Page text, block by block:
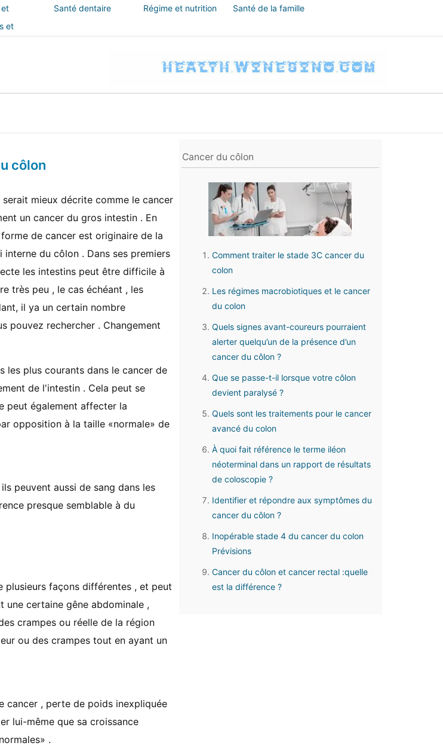
et
Santé dentaire Régime et nutrition
Santé de la famille
et
côlon
mieux décrite comme le cancer
un cancer du gros intestin . En
de cancer est originaire de la
interne du côlon . Dans ses premiers
les intestins peut être difficile à
très peu , le cas échéant , les
il ya un certain nombre
pouvez rechercher . Changement
les plus courants dans le cancer de
de l'intestin . Cela peut se
peut également affecter la
opposition à la taille «normale» de
peuvent aussi de sang dans les
presque semblable à du
plusieurs façons différentes , et peut
une certaine gêne abdominale ,
crampes ou réelle de la région
ou des crampes tout en ayant un
cancer , perte de poids inexpliquée
lui-même que sa croissance
.
Cancer du côlon
Comment traiter le stade 3C cancer du
colon
Les régimes macrobiotiques et le cancer
du colon
Quels signes avant-coureurs pourraient
alerter quelqu’un de la présence d’un
cancer du côlon ?
Que se passe-t-il lorsque votre côlon
devient paralysé ?
Quels sont les traitements pour le cancer
avancé du colon
À quoi fait référence le terme iléon
néoterminal dans un rapport de résultats
de coloscopie ?
Identifier et répondre aux symptômes du
cancer du côlon ?
Inopérable stade 4 du cancer du colon
Prévisions
Cancer du côlon et cancer rectal :quelle
est la différence ?